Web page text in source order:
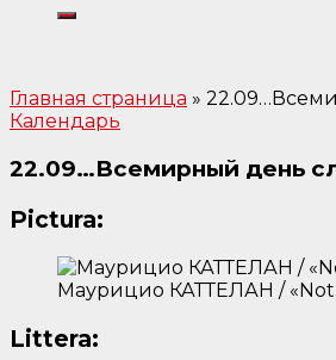
Главная страница »
Календарь
22.09…Всемирный день
Pictura:
Маурицио КАТТЕЛАН / «Not
Littera: